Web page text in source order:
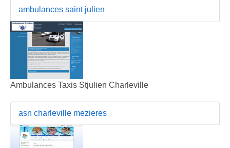
ambulances saint julien
Ambulances Taxis Stjulien Charleville
asn charleville mezieres